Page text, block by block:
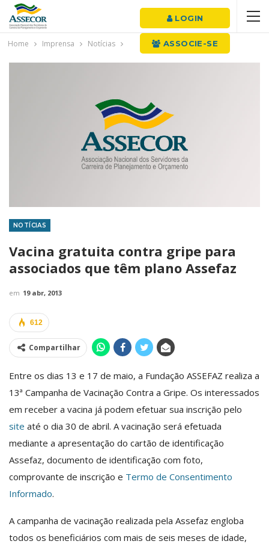
LOGIN
ASSOCIE-SE
Home Imprensa Notícias
NOTÍCIAS
Vacina gratuita contra gripe para
associados que têm plano Assefaz
em 19 abr, 2013
612
Compartilhar
Entre os dias 13 e 17 de maio, a Fundação ASSEFAZ realiza a
13ª Campanha de Vacinação Contra a Gripe. Os interessados
em receber a vacina já podem efetuar sua inscrição pelo
site até o dia 30 de abril. A vacinação será efetuada
mediante a apresentação do cartão de identificação
Assefaz, documento de identificação com foto,
comprovante de inscrição e Termo de Consentimento
Informado.
A campanha de vacinação realizada pela Assefaz engloba
todos os beneficiários com mais de seis meses de idade,